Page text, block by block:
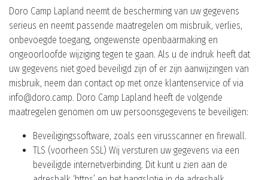
Doro Camp Lapland neemt de bescherming van uw gegevens
serieus en neemt passende maatregelen om misbruik, verlies,
onbevoegde toegang, ongewenste openbaarmaking en
ongeoorloofde wijziging tegen te gaan. Als u de indruk heeft dat
uw gegevens niet goed beveiligd zijn of er zijn aanwijzingen van
misbruik, neem dan contact op met onze klantenservice of via
info@doro.camp. Doro Camp Lapland heeft de volgende
maatregelen genomen om uw persoonsgegevens te beveiligen:
Beveiligingssoftware, zoals een virusscanner en firewall.
TLS (voorheen SSL) Wij versturen uw gegevens via een
beveiligde internetverbinding. Dit kunt u zien aan de